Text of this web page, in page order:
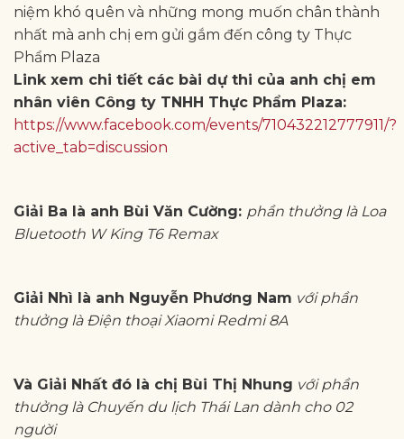
niệm khó quên và những mong muốn chân thành
nhất mà anh chị em gửi gắm đến công ty Thực
Phẩm Plaza
Link xem chi tiết các bài dự thi của anh chị em
nhân viên Công ty TNHH Thực Phẩm Plaza:
https://www.facebook.com/events/710432212777911/?
active_tab=discussion
Giải Ba là anh Bùi Văn Cường: phần thưởng là Loa
Bluetooth W King T6 Remax
Giải Nhì là anh Nguyễn Phương Nam với phần
thưởng là Điện thoại Xiaomi Redmi 8A
Và Giải Nhất đó là chị Bùi Thị Nhung với phần
thưởng là Chuyến du lịch Thái Lan dành cho 02
người